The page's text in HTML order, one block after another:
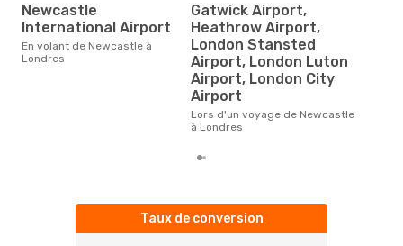
Newcastle
International Airport
En volant de Newcastle à
Londres
Gatwick Airport,
Heathrow Airport,
London Stansted
Airport, London Luton
Airport, London City
Airport
Lors d'un voyage de Newcastle
à Londres
Taux de conversion